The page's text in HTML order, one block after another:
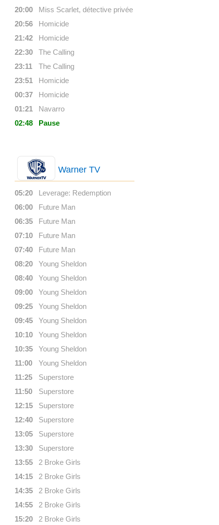
20:00
Miss Scarlet, détective privée
20:56
Homicide
21:42
Homicide
22:30
The Calling
23:11
The Calling
23:51
Homicide
00:37
Homicide
01:21
Navarro
02:48
Pause
Warner TV
05:20
Leverage: Redemption
06:00
Future Man
06:35
Future Man
07:10
Future Man
07:40
Future Man
08:20
Young Sheldon
08:40
Young Sheldon
09:00
Young Sheldon
09:25
Young Sheldon
09:45
Young Sheldon
10:10
Young Sheldon
10:35
Young Sheldon
11:00
Young Sheldon
11:25
Superstore
11:50
Superstore
12:15
Superstore
12:40
Superstore
13:05
Superstore
13:30
Superstore
13:55
2 Broke Girls
14:15
2 Broke Girls
14:35
2 Broke Girls
14:55
2 Broke Girls
15:20
2 Broke Girls